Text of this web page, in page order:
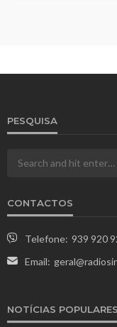
PESQUISA
CONTACTOS
Telefone: 939 920
Email:
NOTÍCIAS POPULARES